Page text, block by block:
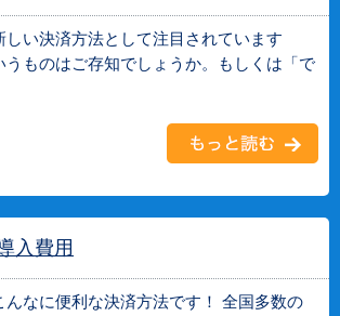
しい決済方法として注目されています
うものはご存知でしょうか。もしくは「で
入費用
んなに便利な決済方法です！ 全国多数の